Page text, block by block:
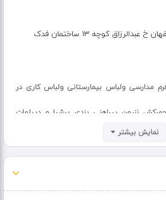
کوچه 13 ساختمان فدک
مدارسی ولباس بیمارستانی ولباس کاری در
ننرون پیراهنی یزدی پرشیا و دیپلمات
تولیدیهای کوچک و بزرگ کشور میباشد
و عمده میباشد
نمایش بیشتر